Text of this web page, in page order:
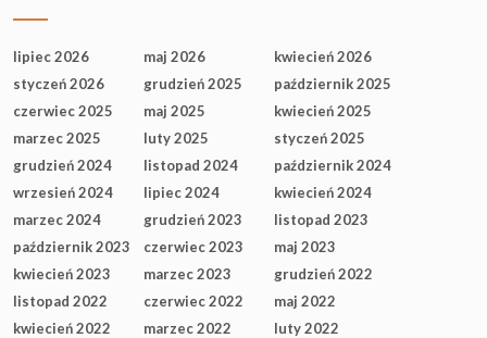
lipiec 2026 maj 2026
kwiecień 2026
styczeń 2026
grudzień 2025
październik 2025
czerwiec 2025
maj 2025
kwiecień 2025
marzec 2025
luty 2025
styczeń 2025
grudzień 2024
listopad 2024
październik 2024
wrzesień 2024
lipiec 2024
kwiecień 2024
marzec 2024
grudzień 2023
listopad 2023
październik 2023
czerwiec 2023
maj 2023
kwiecień 2023
marzec 2023
grudzień 2022
listopad 2022
czerwiec 2022
maj 2022
kwiecień 2022
marzec 2022
luty 2022